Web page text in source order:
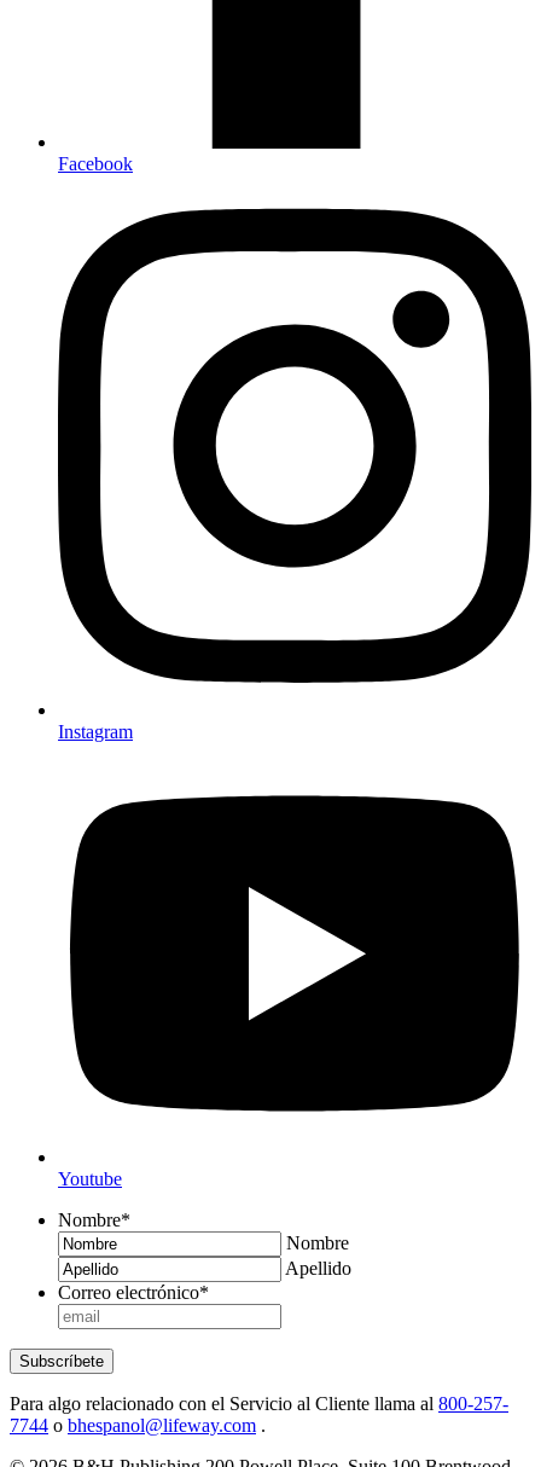
Facebook
Instagram
Youtube
Nombre*
Nombre
Apellido
Correo electrónico*
Subscríbete
Para algo relacionado con el Servicio al Cliente llama al 800-257-
7744 o bhespanol@lifeway.com .